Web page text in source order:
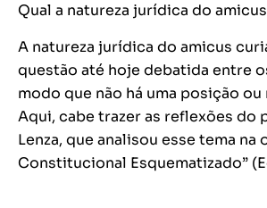
Qual a natureza jurídica do
A natureza jurídica do amicus
questão até hoje debatida entre
modo que não há uma posição
Aqui, cabe trazer as reflexões do
Lenza, que analisou esse tema na
Constitucional Esquematizado”